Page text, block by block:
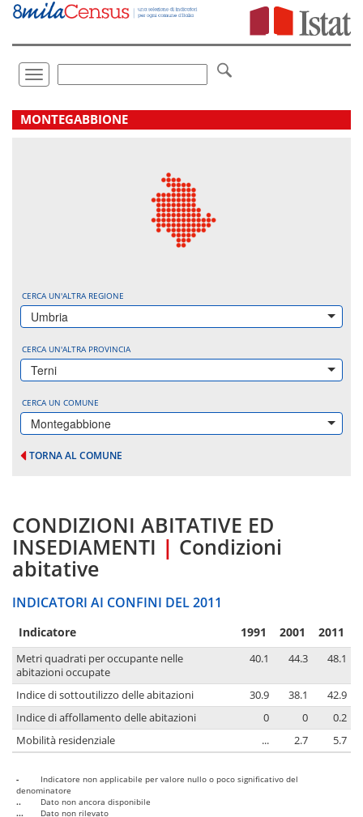
Vai
direttamente
Toggle
navigation
.
MONTEGABBIONE
CERCA UN'ALTRA REGIONE
Umbria
CERCA UN'ALTRA PROVINCIA
Terni
CERCA UN COMUNE
Montegabbione
TORNA AL COMUNE
CONDIZIONI ABITATIVE ED
INSEDIAMENTI | Condizioni
abitative
INDICATORI AI CONFINI DEL 2011
Indicatore 1991 2001 2011
Metri quadrati per occupante nelle
abitazioni occupate
40.1 44.3 48.1
Indice di sottoutilizzo delle abitazioni 30.9 38.1
42.9
Indice di affollamento delle abitazioni
0 0
0.2
Mobilità residenziale
... 2.7 5.7
-
Indicatore non applicabile per valore nullo o poco significativo del
denominatore
..
Dato non ancora disponibile
...
Dato non rilevato